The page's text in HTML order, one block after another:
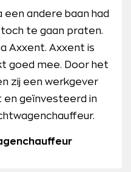
een andere baan had
te gaan praten.
Axxent. Axxent is
goed mee. Door het
zij een werkgever
en geïnvesteerd in
baan voor mij
met plezier bij
vrijdagmiddag
borrel
heb heeft
voor mij. Zo doe ik in
op en verdien
Communicatie per
snel.